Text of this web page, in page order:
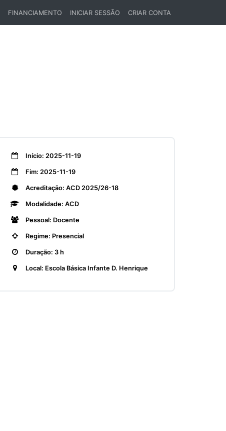
FINANCIAMENTO INICIAR SESSÃO CRIAR CONTA
Início: 2025-11-19
Fim: 2025-11-19
Acreditação: ACD 2025/26-18
Modalidade: ACD
Pessoal: Docente
Regime: Presencial
Duração: 3 h
Local: Escola Básica Infante D. Henrique